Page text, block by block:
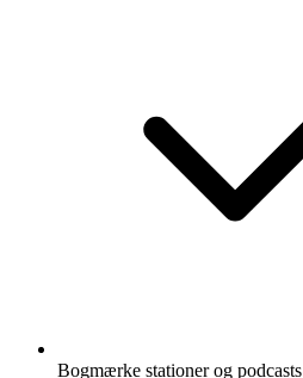
Bogmærke stationer og podcasts